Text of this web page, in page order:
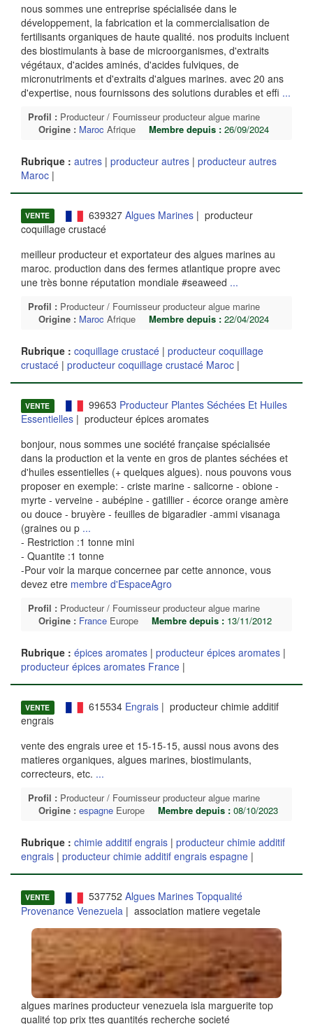
nous sommes une entreprise spécialisée dans le
développement, la fabrication et la commercialisation de
fertilisants organiques de haute qualité. nos produits incluent
des biostimulants à base de microorganismes, d'extraits
végétaux, d'acides aminés, d'acides fulviques, de
micronutriments et d'extraits d'algues marines. avec 20 ans
d'expertise, nous fournissons des solutions durables et effi ...
Profil : Producteur / Fournisseur producteur algue marine
Origine : Maroc Afrique Membre depuis : 26/09/2024
Rubrique : autres | producteur autres | producteur autres
Maroc |
VENTE 639327 Algues Marines| producteur
coquillage crustacé
meilleur producteur et exportateur des algues marines au
maroc. production dans des fermes atlantique propre avec
une très bonne réputation mondiale #seaweed ...
Profil : Producteur / Fournisseur producteur algue marine
Origine : Maroc Afrique Membre depuis : 22/04/2024
Rubrique : coquillage crustacé | producteur coquillage
crustacé | producteur coquillage crustacé Maroc |
VENTE 99653 Producteur Plantes Séchées Et Huiles
Essentielles | producteur épices aromates
bonjour, nous sommes une société française spécialisée
dans la production et la vente en gros de plantes séchées et
d'huiles essentielles (+ quelques algues). nous pouvons vous
proposer en exemple: - criste marine - salicorne - obione -
myrte - verveine - aubépine - gatillier - écorce orange amère
ou douce - bruyère - feuilles de bigaradier -ammi visanaga
(graines ou p ...
- Restriction :1 tonne mini
- Quantite :1 tonne
-Pour voir la marque concernee par cette annonce, vous
devez etre membre d'EspaceAgro
Profil : Producteur / Fournisseur producteur algue marine
Origine : France Europe Membre depuis : 13/11/2012
Rubrique : épices aromates | producteur épices aromates |
producteur épices aromates France |
VENTE 615534 Engrais| producteur chimie additif
engrais
vente des engrais uree et 15-15-15, aussi nous avons des
matieres organiques, algues marines, biostimulants,
correcteurs, etc. ...
Profil : Producteur / Fournisseur producteur algue marine
Origine : espagne Europe Membre depuis : 08/10/2023
Rubrique : chimie additif engrais | producteur chimie additif
engrais | producteur chimie additif engrais espagne |
VENTE 537752 Algues Marines Topqualité
Provenance Venezuela | association matiere vegetale
algues marines producteur venezuela isla marguerite top
qualité top prix ttes quantités recherche societé